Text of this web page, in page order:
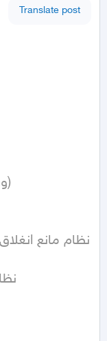
Translate post
نظام مانع انغلاق